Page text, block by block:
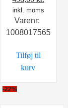
oprindelige
pris
var:
aktuelle
er:
inkl. moms
Varenr:
1008017565
Tilføj til
kurv
-22%